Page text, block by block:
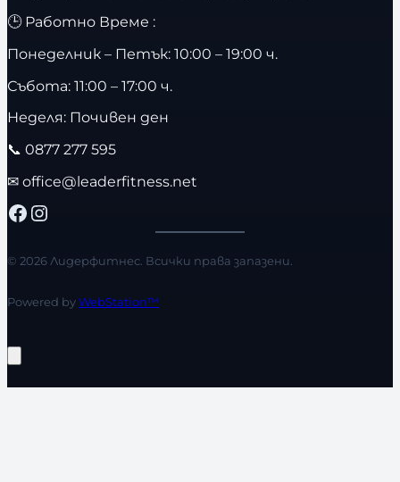
🕒 Работно Време :
Понеделник – Петък: 10:00 – 19:00 ч.
Събота: 11:00 – 17:00 ч.
Неделя: Почивен ден
📞 0877 277 595
✉ office@leaderfitness.net
Facebook Instagram
© 2026 Лидерфитнес. Всички права запазени.
Powered byWebStation™